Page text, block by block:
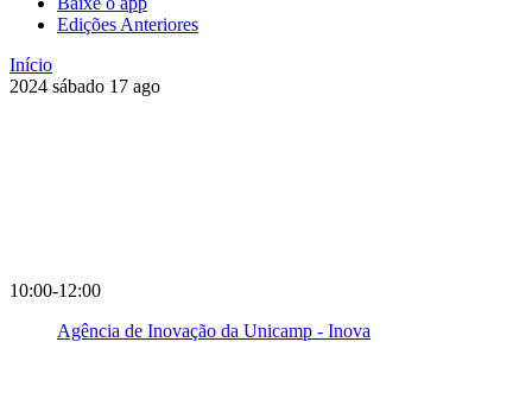
Edições Anteriores
Início
2024 sábado 17 ago
10:00-12:00
Agência de Inovação da Unicamp - Inova